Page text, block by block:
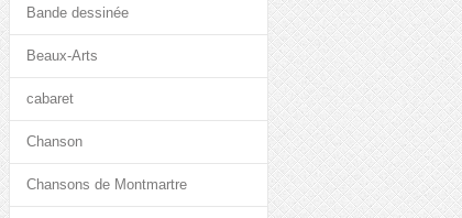
Bande dessinée
Beaux-Arts
cabaret
Chanson
Chansons de Montmartre